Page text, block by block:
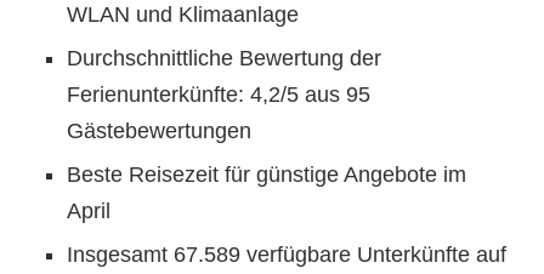
WLAN und Klimaanlage
Durchschnittliche Bewertung der
Ferienunterkünfte: 4,2/5 aus 95
Gästebewertungen
Beste Reisezeit für günstige Angebote im
April
Insgesamt 67.589 verfügbare Unterkünfte auf